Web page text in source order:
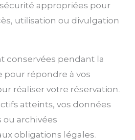
appropriées pour
utilisation ou divulgation
conservées pendant la
pour répondre à vos
réaliser votre réservation.
atteints, vos données
archivées
obligations légales.